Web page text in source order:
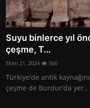
Suyu binlerce yıl
çeşme, T...
Ekim 21, 2024 560
Türkiye'de antik
çeşme de Burdur'da yer...